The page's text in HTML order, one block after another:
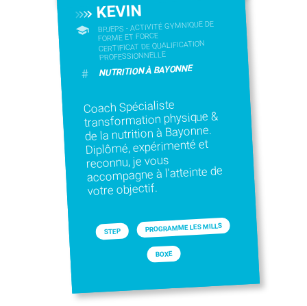
KEVIN
BPJEPS - ACTIVITÉ GYMNIQUE DE
FORME ET FORCE
CERTIFICAT DE QUALIFICATION
PROFESSIONNELLE
# NUTRITION À BAYONNE
Coach Spécialiste
transformation physique &
de la nutrition à Bayonne.
Diplômé, expérimenté et
reconnu, je vous
accompagne à l'atteinte de
votre objectif.
STEP PROGRAMME LES MILLS
BOXE